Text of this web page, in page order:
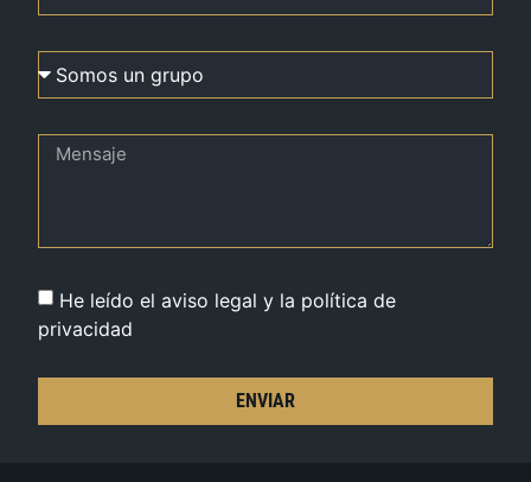
He leído el aviso legal y la política de
privacidad
ENVIAR